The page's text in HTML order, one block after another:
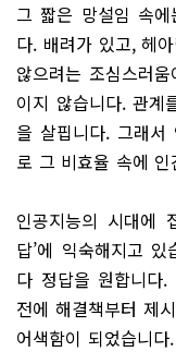
그 짧은 망설임 속
다. 배려가 있고, 헤
않으려는 조심스러
이지 않습니다. 관계
을 살핍니다. 그래
로 그 비효율 속에
인공지능의 시대에
답’에 익숙해지고
다 정답을 원합니다
전에 해결책부터 제
어색함이 되었습니